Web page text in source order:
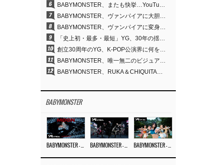
6 BABYMONSTER、またも快挙…YouTubeワールドワイドトレンドで1位に
7 BABYMONSTER、ヴァンパイアに大胆変身…YouTubeトレンド1位を獲得
8 BABYMONSTER、ヴァンパイアに変身…「MOON」で3か月にわたるプロジェクトを締めくくる
9 「史上初・最多・最短」YG、30年の揺るぎない信念が切り開いたK-POPツアーの新境地
10 創立30周年のYG、K-POP公演界に何を残したのか
11 BABYMONSTER、唯一無二のビジュアルと圧倒的な表現力…『MOON』
12 BABYMONSTER、RUKA＆CHIQUITAの「MOON」ビジュアルを公開…洗練されたカリスマ性・ユニークなビジュアル
BABYMONSTER